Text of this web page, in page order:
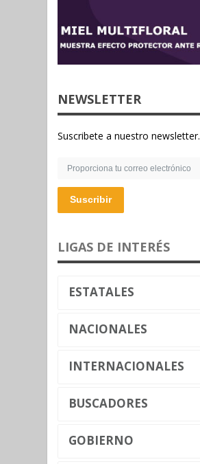
NEWSLETTER
Suscribete a nuestro newsletter.
Suscribir
LIGAS DE INTERÉS
ESTATALES
NACIONALES
INTERNACIONALES
BUSCADORES
GOBIERNO